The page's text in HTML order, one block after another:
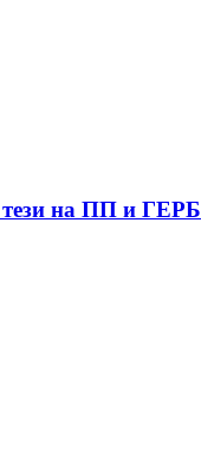
тези на ПП и ГЕРБ